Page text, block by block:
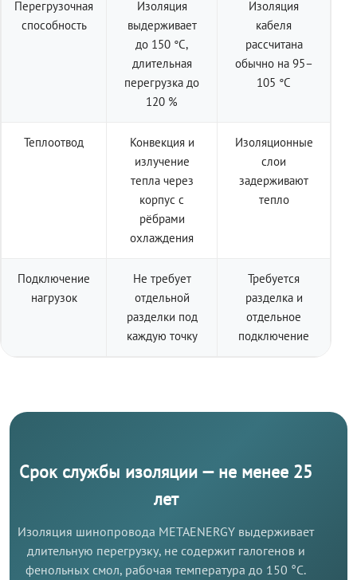
Перегрузочная
способность
Изоляция
выдерживает
до 150 °C,
длительная
перегрузка до
120 %
Изоляция
кабеля
рассчитана
обычно на 95–
105 °C
Теплоотвод
Конвекция и
излучение
тепла через
корпус с
рёбрами
охлаждения
Изоляционные
слои
задерживают
тепло
Подключение
нагрузок
Не требует
отдельной
разделки под
каждую точку
Требуется
разделка и
отдельное
подключение
Срок службы изоляции — не менее 25
лет
Изоляция шинопровода METAENERGY выдерживает
длительную перегрузку, не содержит галогенов и
фенольных смол, рабочая температура до 150 °C.